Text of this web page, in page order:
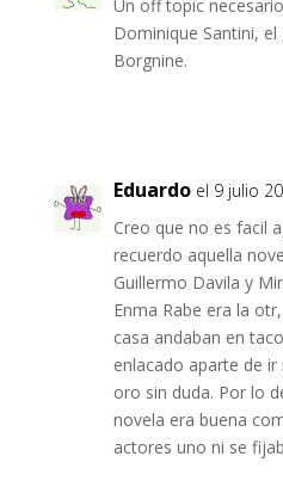
Un off topic
Dominique Santini,
Borgnine.
Eduardo el 9 julio
Creo que no es facil
recuerdo aquella
Guillermo Davila y
Enma Rabe era la
casa andaban en
enlacado aparte de
oro sin duda. Por lo
novela era buena
actores uno ni se